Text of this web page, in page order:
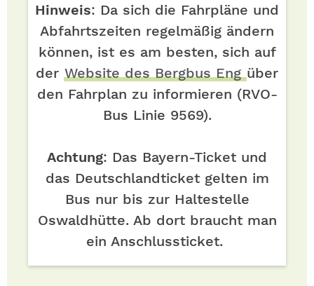
Hinweis: Da sich die Fahrpläne und
Abfahrtszeiten regelmäßig ändern
können, ist es am besten, sich auf
der Website des Bergbus Eng über
den Fahrplan zu informieren (RVO-
Bus Linie 9569).
Achtung: Das Bayern-Ticket und
das Deutschlandticket gelten im
Bus nur bis zur Haltestelle
Oswaldhütte. Ab dort braucht man
ein Anschlussticket.